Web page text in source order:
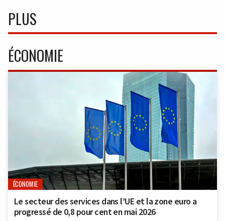
PLUS
ÉCONOMIE
ÉCONOMIE
Le secteur des services dans l’UE et la zone euro a
progressé de 0,8 pour cent en mai 2026